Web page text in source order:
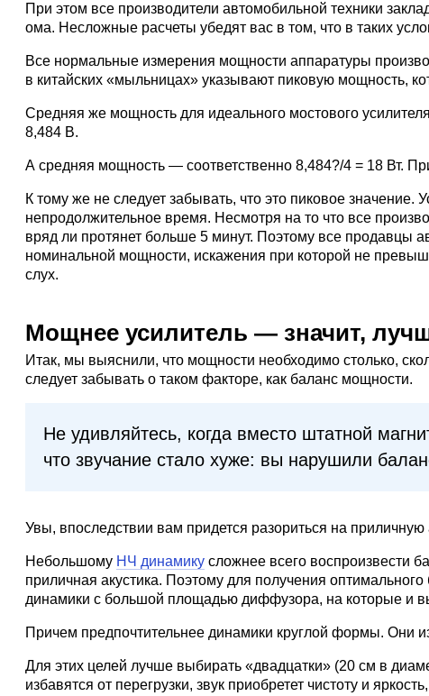
При этом все производители автомобильной техники
ома. Несложные расчеты убедят вас в том, что в таких
Все нормальные измерения мощности аппаратуры
в китайских «мыльницах» указывают пиковую мощность,
Средняя же мощность для идеального мостового
8,484 В.
А средняя мощность — соответственно 8,484?/4 = 18 Вт.
К тому же не следует забывать, что это пиковое
непродолжительное время. Несмотря на то что все
вряд ли протянет больше 5 минут. Поэтому все продавцы
номинальной мощности, искажения при которой не
слух.
Мощнее усилитель — значит,
Итак, мы выяснили, что мощности необходимо столько,
следует забывать о таком факторе, как баланс мощности.
Не удивляйтесь, когда вместо штатной
что звучание стало хуже: вы нарушили
Увы, впоследствии вам придется разориться на приличную
Небольшому НЧ динамику сложнее всего воспроизвести
приличная акустика. Поэтому для получения
динамики с большой площадью диффузора, на которые и
Причем предпочтительнее динамики круглой формы. Они
Для этих целей лучше выбирать «двадцатки» (20 см в
избавятся от перегрузки, звук приобретет чистоту и